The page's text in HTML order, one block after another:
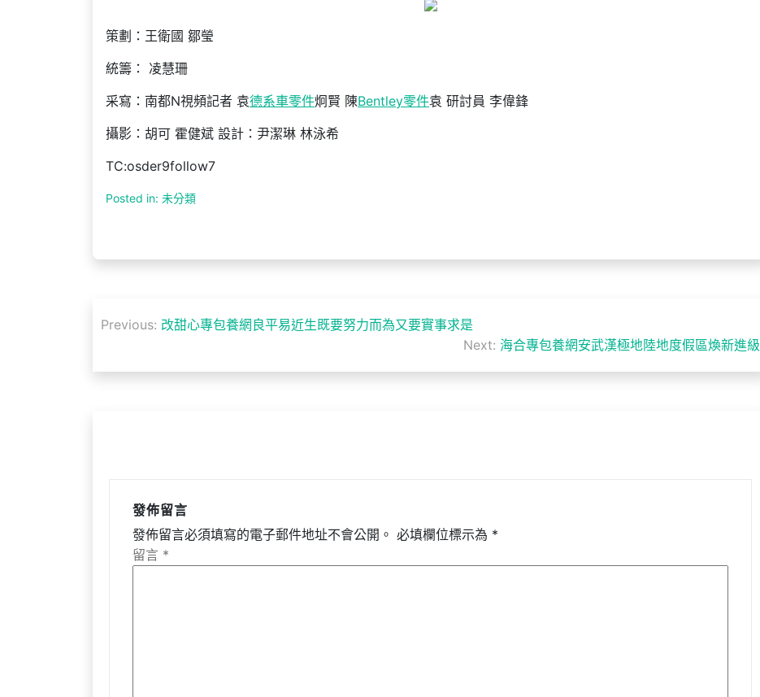
策劃：王衛國 鄒瑩
統籌： 凌慧珊
采寫：南都N視頻記者 袁德系車零件炯賢 陳Bentley零件袁 研討員 李偉鋒
攝影：胡可 霍健斌 設計：尹潔琳 林泳希
TC:osder9follow7
Posted in: 未分類
文
導
Previous: 改甜心專包養網良平易近生既要努力而為又要實事求是
Next: 海合專包養網安武漢極地陸地度假區煥新進級
發佈留言
發佈留言必須填寫的電子郵件地址不會公開。 必填欄位標示為 *
留言 *